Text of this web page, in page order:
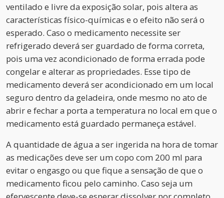
ventilado e livre da exposição solar, pois altera as
características físico-químicas e o efeito não será o
esperado. Caso o medicamento necessite ser
refrigerado deverá ser guardado de forma correta,
pois uma vez acondicionado de forma errada pode
congelar e alterar as propriedades. Esse tipo de
medicamento deverá ser acondicionado em um local
seguro dentro da geladeira, onde mesmo no ato de
abrir e fechar a porta a temperatura no local em que o
medicamento está guardado permaneça estável.
A quantidade de água a ser ingerida na hora de tomar
as medicações deve ser um copo com 200 ml para
evitar o engasgo ou que fique a sensação de que o
medicamento ficou pelo caminho. Caso seja um